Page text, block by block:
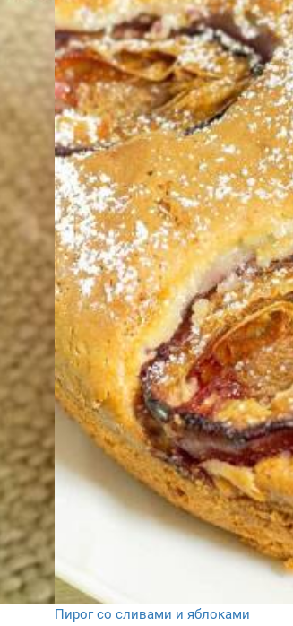
Пирог со сливами и яблоками